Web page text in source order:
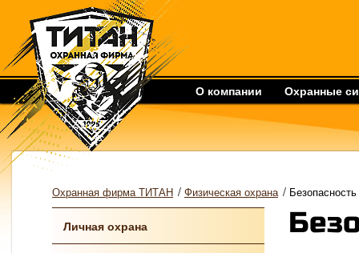
О компании Охранные
Охранная фирма ТИТАН / Физическая охрана /
Личная охрана